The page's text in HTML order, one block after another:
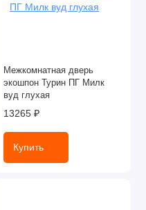
Межкомнатная дверь
экошпон Турин ПГ Милк
вуд глухая
13265 ₽
Купить